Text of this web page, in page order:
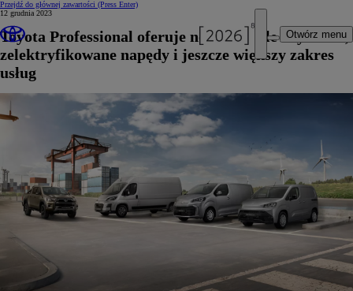
Przejdź do głównej zawartości (Press Enter)
Otwórz menu
12 grudnia 2023
Toyota Professional oferuje nowe modele użytkowe,
zelektryfikowane napędy i jeszcze większy zakres
usług